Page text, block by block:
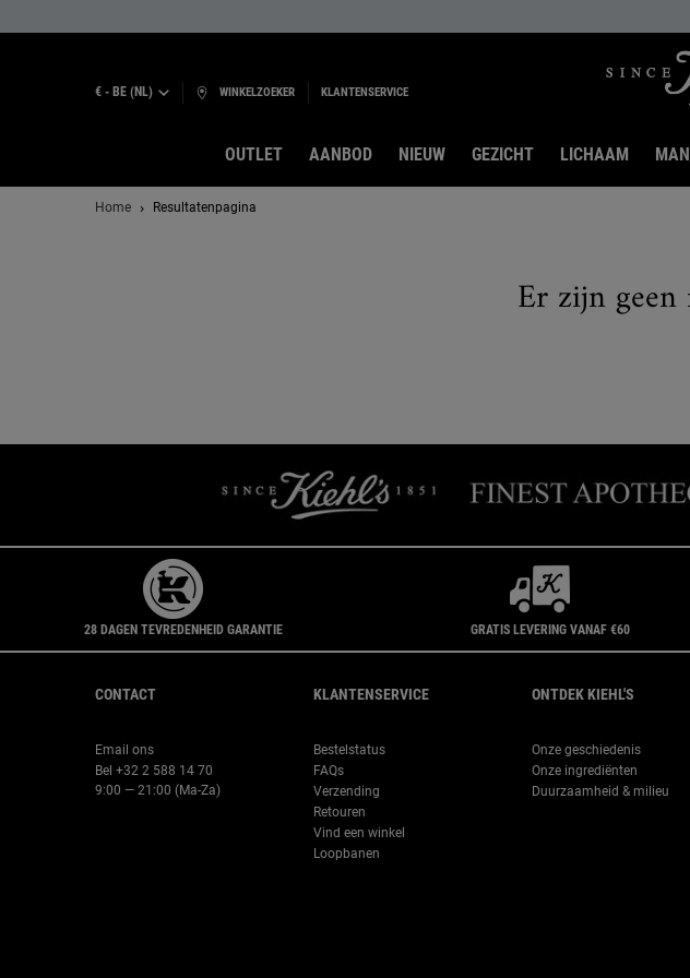
€ - BE (NL) WINKELZOEKER KLANTENSERVICE
OUTLET AANBOD NIEUW GEZICHT LICHAAM
Home Resultatenpagina
Er zijn geen
28 DAGEN TEVREDENHEID GARANTIE GRATIS LEVERING VANAF €60
CONTACT
Email ons
Bel +32 2 588 14 70
9:00 — 21:00 (Ma-Za)
KLANTENSERVICE
Bestelstatus
FAQs
Verzending
Retouren
Vind een winkel
Loopbanen
ONTDEK KIEHL'S
Onze geschiedenis
Onze ingrediënten
Duurzaamheid & milieu